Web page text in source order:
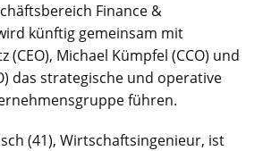
Finance &
künftig gemeinsam mit
(CEO), Michael Kümpfel (CCO) und
das strategische und operative
führen.
(41), Wirtschaftsingenieur, ist